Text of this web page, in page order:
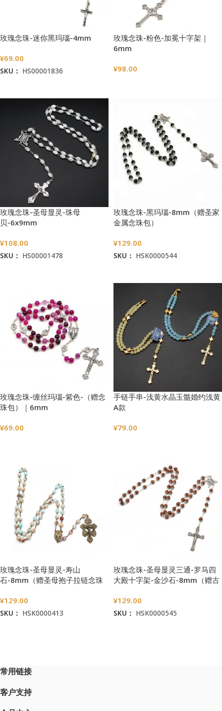
玫瑰念珠-迷你黑玛瑙-4mm
¥69.00
SKU： HS00001836
玫瑰念珠-粉色-加冕十字架｜
6mm
¥98.00
玫瑰念珠-圣母显灵-珠母
贝-6x9mm
¥108.00
SKU： HS00001478
玫瑰念珠-黑玛瑙-8mm（赠圣家
金属念珠包）
¥129.00
SKU： HSK0000544
玫瑰念珠-缠丝玛瑙-紫色-（赠念
珠包）｜6mm
¥69.00
手链手串-浅黄水晶玉髓婚约浅黄
A款
¥79.00
玫瑰念珠-圣母显灵-寿山
石-8mm（赠圣母抱子拉链念珠
¥129.00
SKU： HSK0000413
玫瑰念珠-圣母显灵三通-罗马四
大殿十字架-金沙石-8mm（赠古
¥129.00
SKU： HSK0000545
常用链接
客户支持